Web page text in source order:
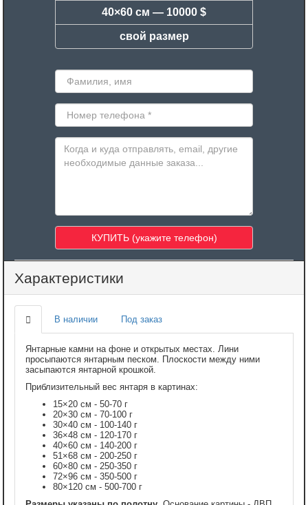
40×60 см — 10000 $
свой размер
Характеристики
В наличии Под заказ
Янтарные камни на фоне и открытых местах. Лини
просыпаются янтарным песком. Плоскости между ними
засыпаются янтарной крошкой.
Приблизительный вес янтаря в картинах:
15×20 см - 50-70 г
20×30 см - 70-100 г
30×40 см - 100-140 г
36×48 см - 120-170 г
40×60 см - 140-200 г
51×68 см - 200-250 г
60×80 см - 250-350 г
72×96 см - 350-500 г
80×120 см - 500-700 г